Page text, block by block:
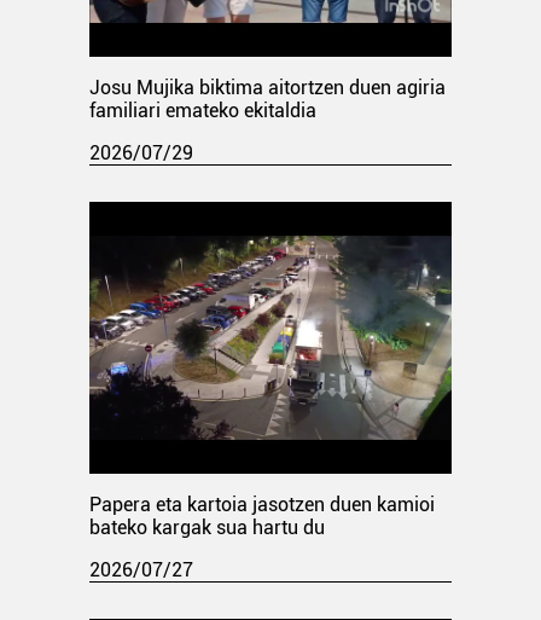
Josu Mujika biktima aitortzen duen agiria
familiari emateko ekitaldia
2026/07/29
Papera eta kartoia jasotzen duen kamioi
bateko kargak sua hartu du
2026/07/27